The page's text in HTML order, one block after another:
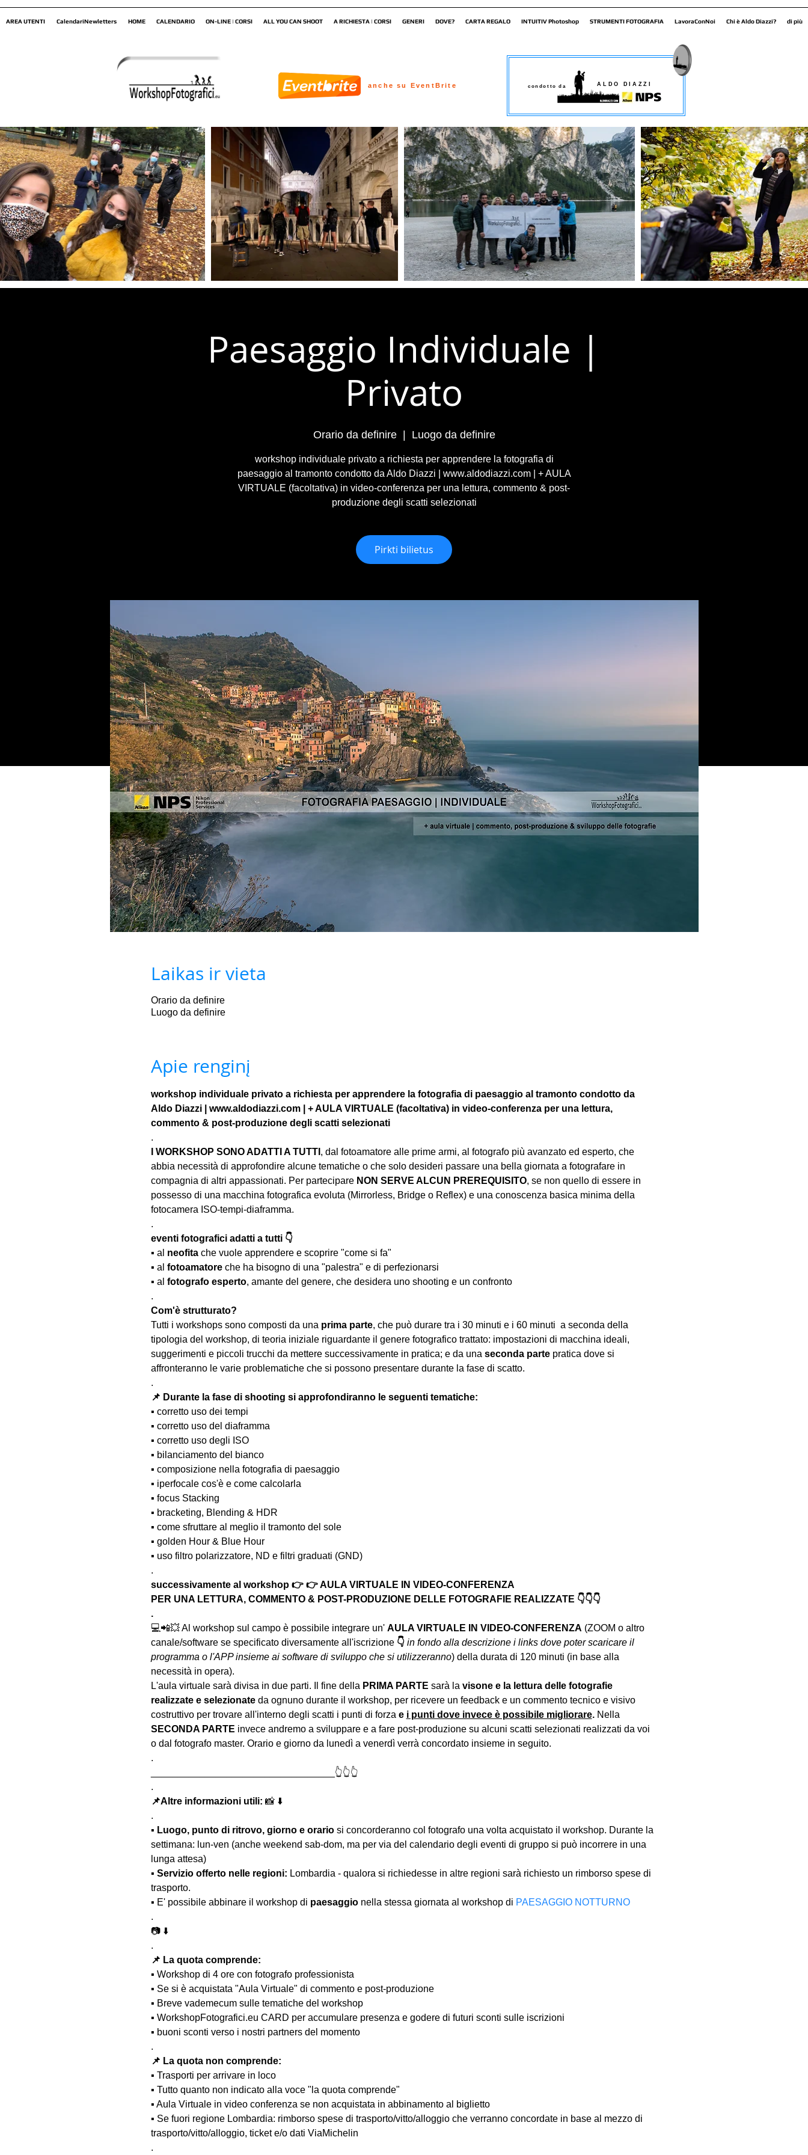
AREA UTENTI CalendariNewletters HOME CALENDARIO ON-LINE | CORSI ALL YOU CAN SHOOT A RICHIESTA | CORSI GENERI DOVE? CARTA REGALO INTUITIV Photoshop STRUMENTI FOTOGRAFIA LavoraConNoi Chi è Aldo Diazzi? di più
Paesaggio Individuale |
Privato
Orario da definire
  |
Luogo da definire
workshop individuale privato a richiesta per apprendere la fotografia di
paesaggio al tramonto condotto da Aldo Diazzi | www.aldodiazzi.com | + AULA
VIRTUALE (facoltativa) in video-conferenza per una lettura, commento & post-
produzione degli scatti selezionati
Pirkti bilietus
Laikas ir vieta
Orario da definire
Luogo da definire
Apie renginį
workshop individuale privato a richiesta per apprendere la fotografia di paesaggio al tramonto condotto da
Aldo Diazzi | www.aldodiazzi.com | + AULA VIRTUALE (facoltativa) in video-conferenza per una lettura,
commento & post-produzione degli scatti selezionati
.
I WORKSHOP SONO ADATTI A TUTTI , dal fotoamatore alle prime armi, al fotografo più avanzato ed esperto, che
abbia necessità di approfondire alcune tematiche o che solo desideri passare una bella giornata a fotografare in
compagnia di altri appassionati. Per partecipare NON SERVE ALCUN PREREQUISITO, se non quello di essere in
possesso di una macchina fotografica evoluta (Mirrorless, Bridge o Reflex) e una conoscenza basica minima della
fotocamera ISO-tempi-diaframma.
.
eventi fotografici adatti a tutti 👇
▪️ al neofita che vuole apprendere e scoprire "come si fa"
▪️ al fotoamatore che ha bisogno di una "palestra" e di perfezionarsi
▪️ al fotografo esperto, amante del genere, che desidera uno shooting e un confronto
.
Com'è strutturato?
Tutti i workshops sono composti da una prima parte, che può durare tra i 30 minuti e i 60 minuti  a seconda della
tipologia del workshop, di teoria iniziale riguardante il genere fotografico trattato: impostazioni di macchina ideali,
suggerimenti e piccoli trucchi da mettere successivamente in pratica; e da una seconda parte pratica dove si
affronteranno le varie problematiche che si possono presentare durante la fase di scatto.
.
📌 Durante la fase di shooting si approfondiranno le seguenti tematiche:
▪️ corretto uso dei tempi
▪️ corretto uso del diaframma
▪️ corretto uso degli ISO
▪️ bilanciamento del bianco
▪️ composizione nella fotografia di paesaggio
▪️ iperfocale cos'è e come calcolarla
▪️ focus Stacking
▪️ bracketing, Blending & HDR
▪️ come sfruttare al meglio il tramonto del sole
▪️ golden Hour & Blue Hour
▪️ uso filtro polarizzatore, ND e filtri graduati (GND)
.
successivamente al workshop 👉 👉 AULA VIRTUALE IN VIDEO-CONFERENZA
PER UNA LETTURA, COMMENTO & POST-PRODUZIONE DELLE FOTOGRAFIE REALIZZATE 👇👇👇
.
💻📲💥 Al workshop sul campo è possibile integrare un' AULA VIRTUALE IN VIDEO-CONFERENZA (ZOOM o altro
canale/software se specificato diversamente all'iscrizione 👇 in fondo alla descrizione i links dove poter scaricare il
programma o l'APP insieme ai software di sviluppo che si utilizzeranno) della durata di 120 minuti (in base alla
necessità in opera).
L'aula virtuale sarà divisa in due parti. Il fine della PRIMA PARTE sarà la visone e la lettura delle fotografie
realizzate e selezionate da ognuno durante il workshop, per ricevere un feedback e un commento tecnico e visivo
costruttivo per trovare all'interno degli scatti i punti di forza e i punti dove invece è possibile migliorare. Nella
SECONDA PARTE invece andremo a sviluppare e a fare post-produzione su alcuni scatti selezionati realizzati da voi
o dal fotografo master. Orario e giorno da lunedì a venerdì verrà concordato insieme in seguito.
.
__________________________________👆👆👆
.
📌Altre informazioni utili: 📸 ⬇️
.
▪️ Luogo, punto di ritrovo, giorno e orario si concorderanno col fotografo una volta acquistato il workshop. Durante la
settimana: lun-ven (anche weekend sab-dom, ma per via del calendario degli eventi di gruppo si può incorrere in una
lunga attesa)
▪️ Servizio offerto nelle regioni: Lombardia - qualora si richiedesse in altre regioni sarà richiesto un rimborso spese di
trasporto.
▪️ E' possibile abbinare il workshop di paesaggio nella stessa giornata al workshop di PAESAGGIO NOTTURNO
.
📷 ⬇️
.
📌 La quota comprende:
▪️ Workshop di 4 ore con fotografo professionista
▪️ Se si è acquistata "Aula Virtuale" di commento e post-produzione
▪️ Breve vademecum sulle tematiche del workshop
▪️ WorkshopFotografici.eu CARD per accumulare presenza e godere di futuri sconti sulle iscrizioni
▪️ buoni sconti verso i nostri partners del momento
.
📌 La quota non comprende:
▪️ Trasporti per arrivare in loco
▪️ Tutto quanto non indicato alla voce "la quota comprende"
▪️ Aula Virtuale in video conferenza se non acquistata in abbinamento al biglietto
▪️ Se fuori regione Lombardia: rimborso spese di trasporto/vitto/alloggio che verranno concordate in base al mezzo di
trasporto/vitto/alloggio, ticket e/o dati ViaMichelin
.
condotto da ALDO DIAZZI
anche su EventBrite